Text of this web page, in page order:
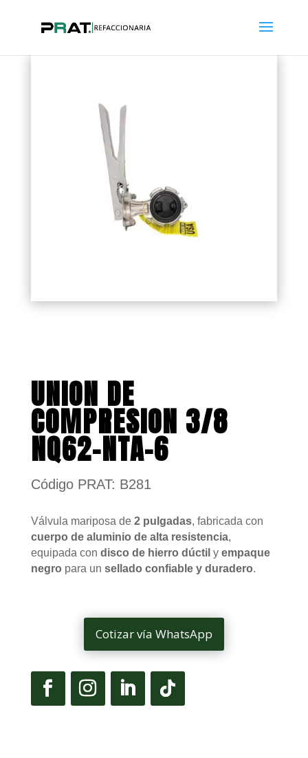
UNION DE
COMPRESION 3/8
NQ62-NTA-6
Código PRAT: B281
Válvula mariposa de 2 pulgadas, fabricada con
cuerpo de aluminio de alta resistencia,
equipada con disco de hierro dúctil y empaque
negro para un sellado confiable y duradero.
Cotizar vía WhatsApp